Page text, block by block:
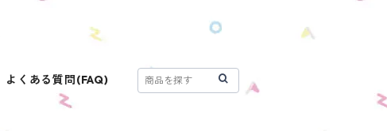
よくある質問(FAQ)